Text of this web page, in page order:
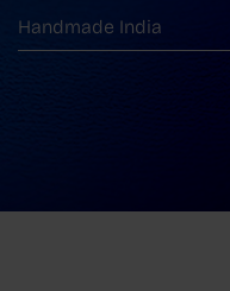
Handmade India